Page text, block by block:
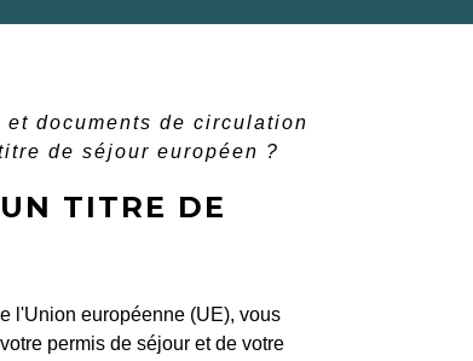
documents de circulation
de séjour européen ?
TITRE DE
l'Union européenne (UE), vous
permis de séjour et de votre